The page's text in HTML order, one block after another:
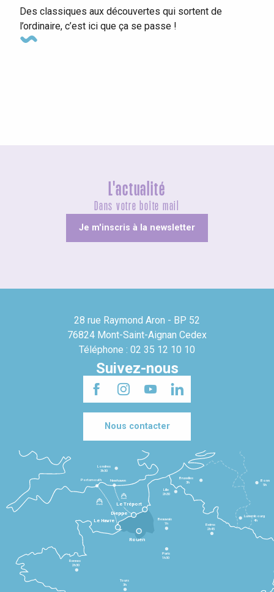
Des classiques aux découvertes qui sortent de
l’ordinaire, c’est ici que ça se passe !
L'actualité
Dans votre boîte mail
Je m'inscris à la newsletter
28 rue Raymond Aron - BP 52
76824 Mont-Saint-Aignan Cedex
Téléphone : 02 35 12 10 10
Suivez-nous
Nous contacter
Le Havre
Dieppe
Le Tréport
Rennes
2h30
Tours
3h
Paris
1h30
Beauvais
1h
Reims
2h45
Lille
2h30
Bruxelles
3h
Londres
3h30
Newhaven
Portsmouth
Bonn
5h
Luxembourg
4h
Rouen